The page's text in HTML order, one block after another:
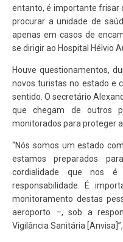
entanto, é importante frisar
procurar a unidade de
apenas em casos de
se dirigir ao Hospital Hélvio
Houve questionamentos,
novos turistas no estado e
sentido. O secretário
que chegam de outros
monitorados para proteger a
“Nós somos um estado
estamos preparados
cordialidade que nos é
responsabilidade. É
monitoramento destas
aeroporto –, sob a
Vigilância Sanitária